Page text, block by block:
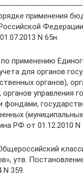
применения
N 65н.
применению
для органов
органов),
органов управления
РФ от 01.12.2010 N
утв.
359.